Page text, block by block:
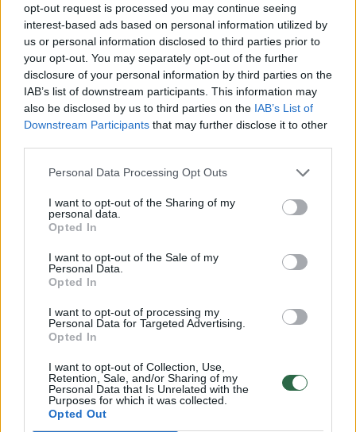
opt-out request is processed you may continue seeing
interest-based ads based on personal information utilized by
us or personal information disclosed to third parties prior to
your opt-out. You may separately opt-out of the further
disclosure of your personal information by third parties on the
IAB’s list of downstream participants. This information may
also be disclosed by us to third parties on the IAB’s List of
Downstream Participants that may further disclose it to other
Personal Data Processing Opt Outs
I want to opt-out of the Sharing of my
personal data.
Opted In
I want to opt-out of the Sale of my
Personal Data.
Opted In
I want to opt-out of processing my
Personal Data for Targeted Advertising.
Opted In
I want to opt-out of Collection, Use,
Retention, Sale, and/or Sharing of my
Personal Data that Is Unrelated with the
Purposes for which it was collected.
Opted Out
Daugiau nuotraukų (1)
Vyras rastas savo namuose.
nustatymo – aiškinamasi, ar prieš jį nebuvo
pavartotas smurtas.
Plungė negyvas vyras Policija Rodyti daugiau žymių
Komentuoti po šiuo straipsniu
Komentuoti gali tik Lrytas registruoti vartotojai.
Prisijunkite prie registruotų vartotojų
bendruomenės ir bendraukite komentaruose!